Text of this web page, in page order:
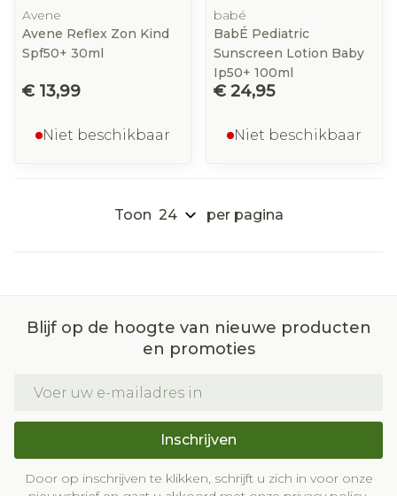
Avene
Avene Reflex Zon Kind
Spf50+ 30ml
€ 13,99
Niet beschikbaar
babé
BabÉ Pediatric
Sunscreen Lotion Baby
Ip50+ 100ml
€ 24,95
Niet beschikbaar
Toon per pagina
Blijf op de hoogte van nieuwe producten
en promoties
Inschrijven
Door op inschrijven te klikken, schrijft u zich in voor onze